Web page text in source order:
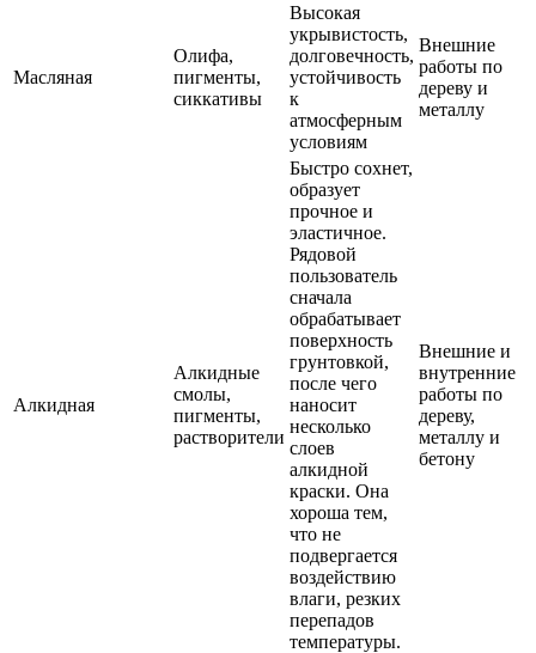
Масляная
Олифа,
пигменты,
сиккативы
Высокая
укрывистость,
долговечность,
устойчивость
к
атмосферным
условиям
Внешние
работы по
дереву и
металлу
Алкидная
Алкидные
смолы,
пигменты,
растворители
Быстро сохнет,
образует
прочное и
эластичное.
Рядовой
пользователь
сначала
обрабатывает
поверхность
грунтовкой,
после чего
наносит
несколько
слоев
алкидной
краски. Она
хороша тем,
что не
подвергается
воздействию
влаги, резких
перепадов
температуры.
Внешние и
внутренние
работы по
дереву,
металлу и
бетону